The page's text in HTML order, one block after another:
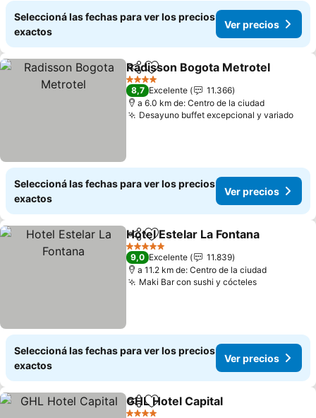
Seleccioná las fechas para ver los precios
exactos
Ver precios
CompartirAñadir a favoritos
Radisson Bogota Metrotel
4 Estrellas
8,7 Excelente
11.366
a 6.0 km de: Centro de la ciudad
Desayuno buffet excepcional y variado
Seleccioná las fechas para ver los precios
exactos
Ver precios
CompartirAñadir a favoritos
Hotel Estelar La Fontana
5 Estrellas
9,0 Excelente
11.839
a 11.2 km de: Centro de la ciudad
Maki Bar con sushi y cócteles
Seleccioná las fechas para ver los precios
exactos
Ver precios
CompartirAñadir a favoritos
GHL Hotel Capital